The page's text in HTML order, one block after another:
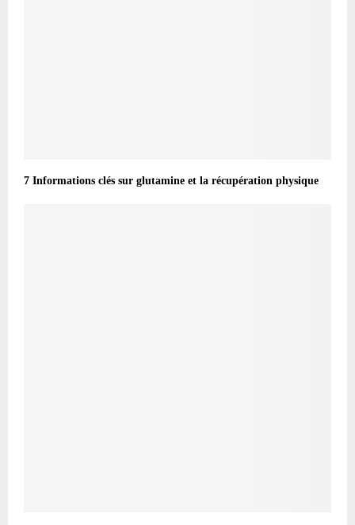
7 Informations clés sur glutamine et la récupération physique